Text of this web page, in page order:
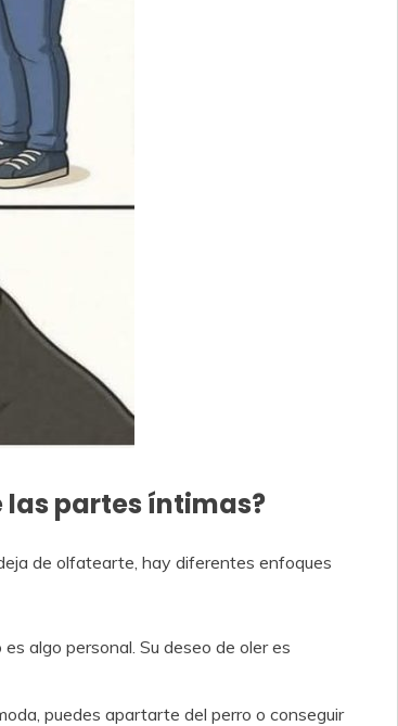
las partes íntimas?
de olfatearte, hay diferentes enfoques
algo personal. Su deseo de oler es
puedes apartarte del perro o conseguir